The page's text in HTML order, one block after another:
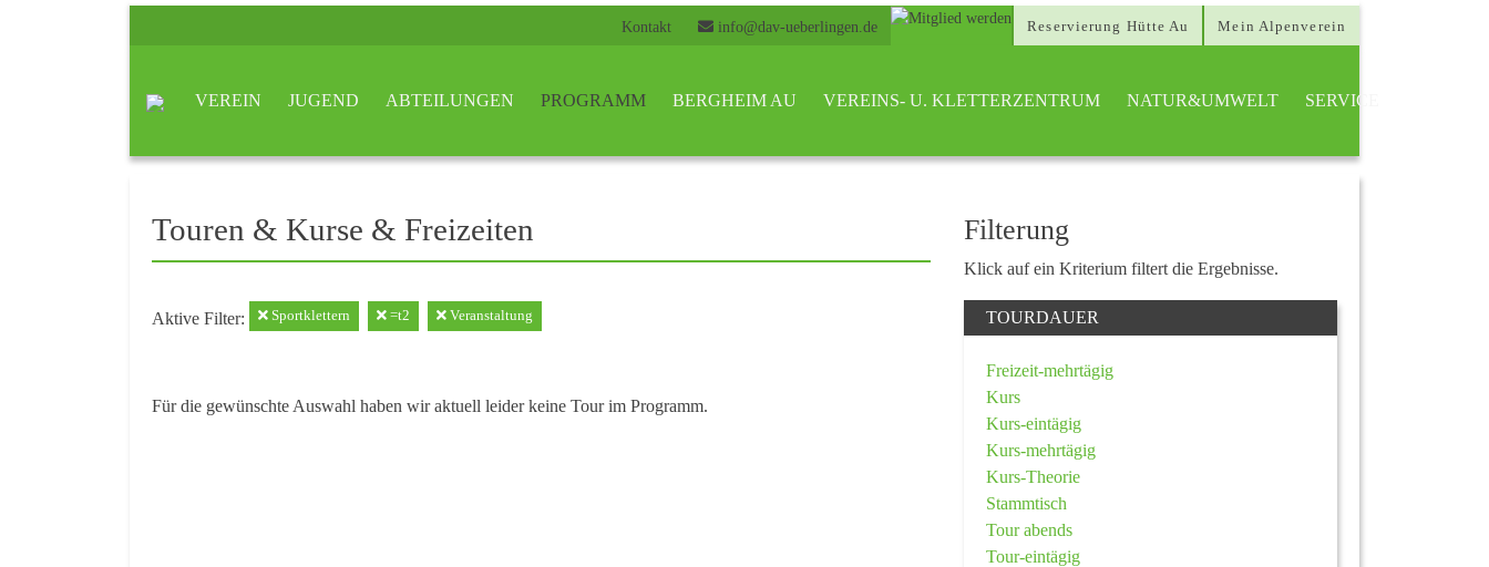
Kontakt info@dav-ueberlingen.de Reservierung Hütte Au Mein Alpenverein
VEREIN JUGEND ABTEILUNGEN PROGRAMM BERGHEIM AU VEREINS- U. KLETTERZENTRUM NATUR&UMWELT SERVICE
Touren & Kurse & Freizeiten
Aktive Filter: Sportklettern =t2 Veranstaltung
Für die gewünschte Auswahl haben wir aktuell leider keine Tour im Programm.
Filterung
Klick auf ein Kriterium filtert die Ergebnisse.
TOURDAUER
Freizeit-mehrtägig
Kurs
Kurs-eintägig
Kurs-mehrtägig
Kurs-Theorie
Stammtisch
Tour abends
Tour-eintägig